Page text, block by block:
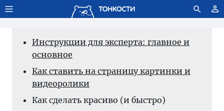
Тонкости используют сookie-файлы. Что это значит?
Инструкции для эксперта: главное и
основное
Как ставить на страницу картинки и
видеоролики
Как сделать красиво (и быстро)